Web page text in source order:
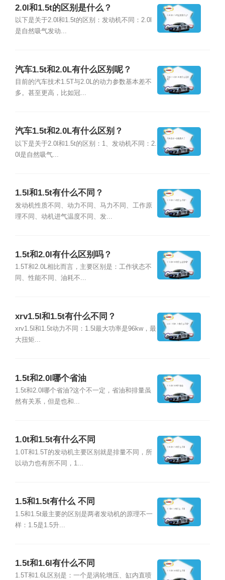
2.0l和1.5t的区别是什么？
以下是关于2.0l和1.5t的区别：发动机不同：2.0l
是自然吸气发动...
汽车1.5t和2.0L有什么区别呢？
目前的汽车技术1.5T与2.0L的动力参数基本差不
多。甚至更高，比如冠...
汽车1.5t和2.0L有什么区别？
以下是关于2.0l和1.5t的区别：1、发动机不同：2.
0l是自然吸气...
1.5l和1.5t有什么不同？
发动机性质不同、动力不同、马力不同、工作原
理不同、动机进气温度不同、发...
1.5t和2.0l有什么区别吗？
1.5T和2.0L相比而言，主要区别是：工作状态不
同、性能不同、油耗不...
xrv1.5l和1.5t有什么不同？
xrv1.5l和1.5t动力不同：1.5l最大功率是96kw，最
大扭矩...
1.5t和2.0l哪个省油
1.5t和2.0l哪个省油?这个不一定，省油和排量虽
然有关系，但是也和...
1.0t和1.5t有什么不同
1.0T和1.5T的发动机主要区别就是排量不同，所
以动力也有所不同，1...
1.5和1.5t有什么 不同
1.5和1.5t最主要的区别是两者发动机的原理不一
样：1.5是1.5升...
1.5t和1.6l有什么不同
1.5T和1.6L区别是：一个是涡轮增压、缸内直喷